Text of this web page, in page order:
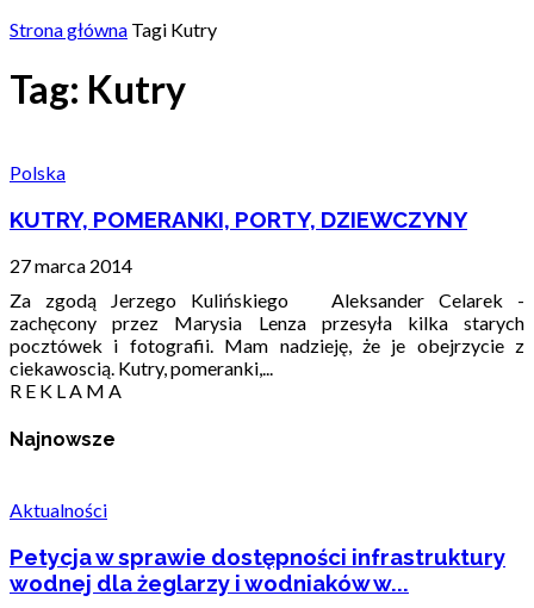
Strona główna Tagi Kutry
Tag: Kutry
Polska
KUTRY, POMERANKI, PORTY, DZIEWCZYNY
27 marca 2014
Za zgodą Jerzego Kulińskiego Aleksander Celarek -
zachęcony przez Marysia Lenza przesyła kilka starych
pocztówek i fotografii. Mam nadzieję, że je obejrzycie z
ciekawoscią. Kutry, pomeranki,...
R E K L A M A
Najnowsze
Aktualności
Petycja w sprawie dostępności infrastruktury
wodnej dla żeglarzy i wodniaków w...